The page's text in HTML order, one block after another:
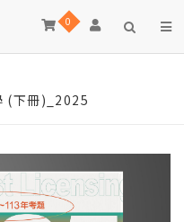
0
(下冊)_2025